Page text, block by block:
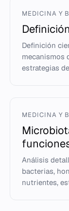
MEDICINA Y
Definición
mecanismos
estrategias
MEDICINA Y
Análisis
bacterias,
nutrientes,